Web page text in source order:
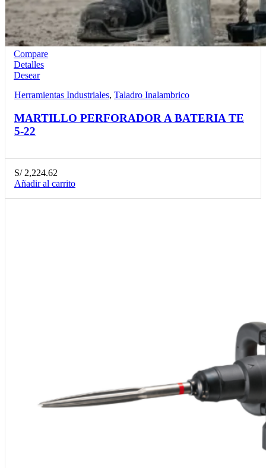
Compare
Detalles
Desear
Herramientas Industriales, Taladro Inalambrico
MARTILLO PERFORADOR A BATERIA TE
5-22
S/2,224.62
Añadir al carrito